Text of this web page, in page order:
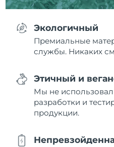
Экологичный
Премиальные
службы. Никаких
Этичный и
Мы не
разработки и
продукции.